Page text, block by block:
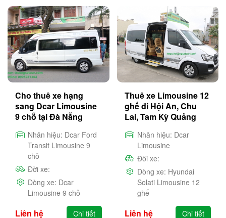
Cho thuê xe hạng
sang Dcar Limousine
9 chỗ tại Đà Nẵng
Nhãn hiệu: Dcar Ford
Transit Limousine 9
chỗ
Đời xe:
Dòng xe: Dcar
Limousine 9 chỗ
Liên hệ Chi tiết
Thuê xe Limousine 12
ghế đi Hội An, Chu
Lai, Tam Kỳ Quảng
Nhãn hiệu: Dcar
Limousine
Đời xe:
Dòng xe: Hyundai
Solati Limousine 12
ghế
Liên hệ Chi tiết